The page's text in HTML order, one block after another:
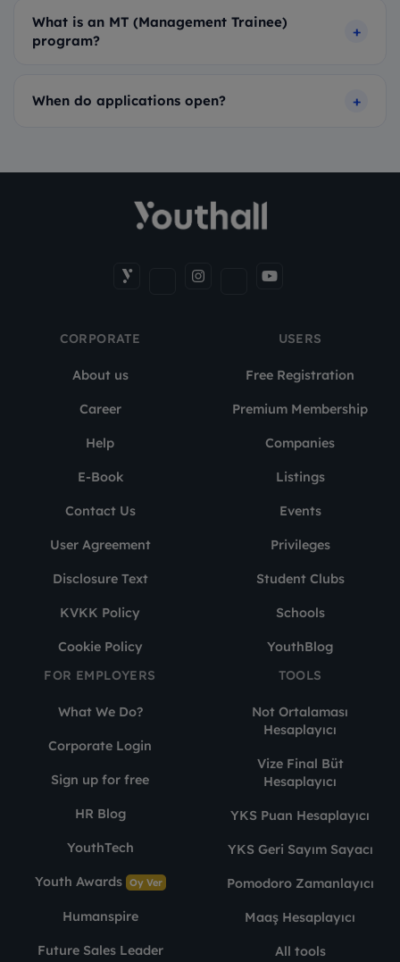
What is an MT (Management Trainee)
program?
When do applications open?
CORPORATE
About us
Career
Help
E-Book
Contact Us
User Agreement
Disclosure Text
KVKK Policy
Cookie Policy
USERS
Free Registration
Premium Membership
Companies
Listings
Events
Privileges
Student Clubs
Schools
YouthBlog
FOR EMPLOYERS
What We Do?
Corporate Login
Sign up for free
HR Blog
YouthTech
Youth Awards Oy Ver
Humanspire
Future Sales Leader
TOOLS
Not Ortalaması
Hesaplayıcı
Vize Final Büt
Hesaplayıcı
YKS Puan Hesaplayıcı
YKS Geri Sayım Sayacı
Pomodoro Zamanlayıcı
Maaş Hesaplayıcı
All tools